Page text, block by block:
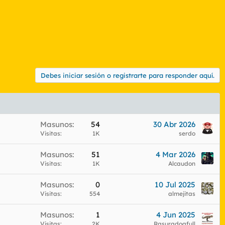
Debes iniciar sesión o registrarte para responder aquí.
Masunos 54
Visitas 1K
30 Abr 2026
serdo
Masunos 51
Visitas 1K
4 Mar 2026
Alcaudon
Masunos 0
Visitas 554
10 Jul 2025
almejitas
Masunos 1
Visitas 2K
4 Jun 2025
Rasuradoafull